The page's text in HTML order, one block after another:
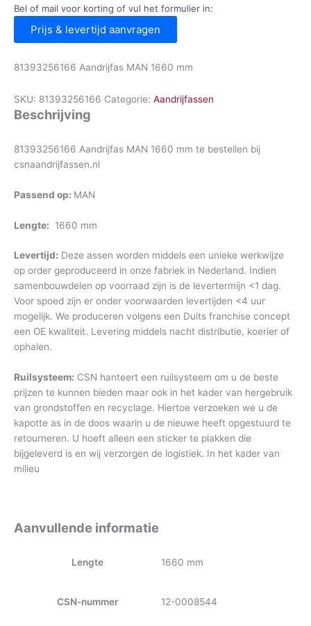
Bel of mail voor korting of vul het formulier in:
Prijs & levertijd aanvragen
81393256166 Aandrijfas MAN 1660 mm
SKU: 81393256166 Categorie: Aandrijfassen
Beschrijving
81393256166 Aandrijfas MAN 1660 mm te bestellen bij
csnaandrijfassen.nl
Passend op: MAN
Lengte: 1660 mm
Levertijd: Deze assen worden middels een unieke werkwijze
op order geproduceerd in onze fabriek in Nederland. Indien
samenbouwdelen op voorraad zijn is de levertermijn <1 dag.
Voor spoed zijn er onder voorwaarden levertijden <4 uur
mogelijk. We produceren volgens een Duits franchise concept
een OE kwaliteit. Levering middels nacht distributie, koerier of
ophalen.
Ruilsysteem: CSN hanteert een ruilsysteem om u de beste
prijzen te kunnen bieden maar ook in het kader van hergebruik
van grondstoffen en recyclage. Hiertoe verzoeken we u de
kapotte as in de doos waarin u de nieuwe heeft opgestuurd te
retourneren. U hoeft alleen een sticker te plakken die
bijgeleverd is en wij verzorgen de logistiek. In het kader van
milieu
Aanvullende informatie
Lengte 1660 mm
CSN-nummer 12-0008544